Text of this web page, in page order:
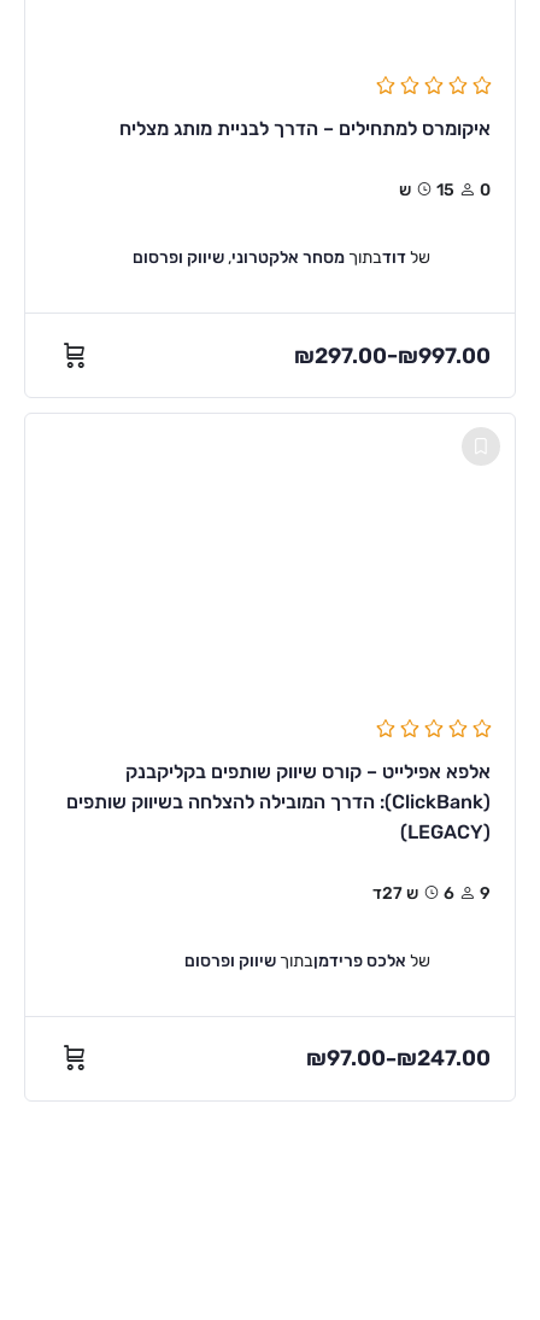
איקומרס למתחילים – הדרך לבניית מותג מצליח
0 15ש
שלדודבתוך מסחר אלקטרוני, שיווק ופרסום
₪297.00–₪997.00
אלפא אפילייט – קורס שיווק שותפים בקליקבנק
(ClickBank): הדרך המובילה להצלחה בשיווק שותפים
(LEGACY)
9 6ש 27ד
של אלכס פרידמןבתוך שיווק ופרסום
₪97.00–₪247.00